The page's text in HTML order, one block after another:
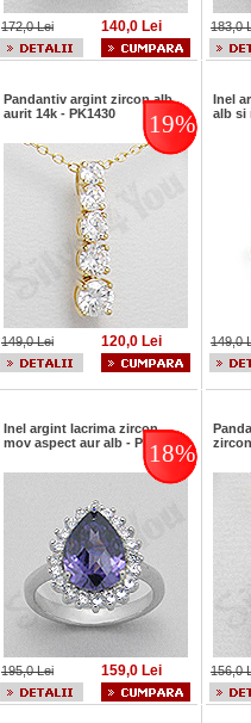
172,0 Lei 140,0 Lei 183,0
Pandantiv argint zircon alb
aurit 14k - PK1430
19%
149,0 Lei 120,0 Lei
Inel
alb si
149,0
Inel argint lacrima zircon
mov aspect aur alb - PK1378
18%
195,0 Lei 159,0 Lei 156,0